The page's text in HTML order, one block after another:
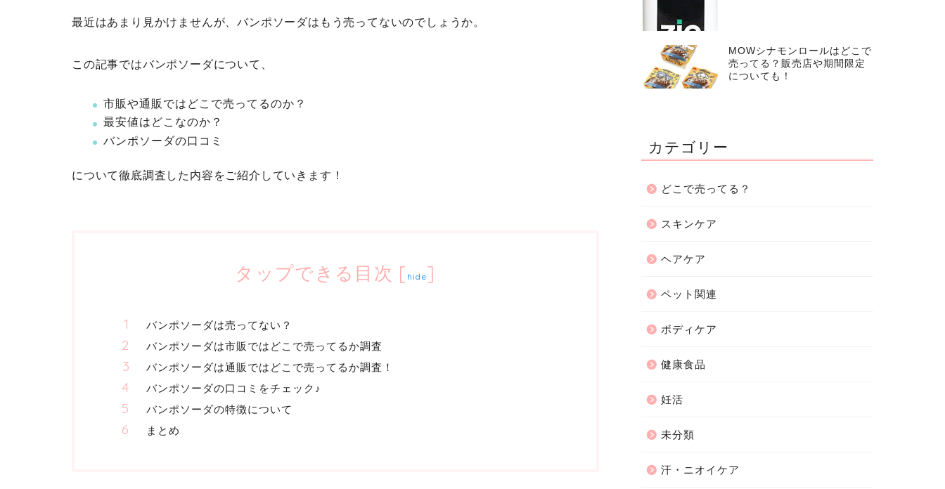
最近はあまり見かけませんが、バンポソーダはもう売ってないのでしょうか。
この記事ではバンポソーダについて、
市販や通販ではどこで売ってるのか？
最安値はどこなのか？
バンポソーダの口コミ
について徹底調査した内容をご紹介していきます！
タップできる目次 [ hide]
バンポソーダは売ってない？
バンポソーダは市販ではどこで売ってるか調査
バンポソーダは通販ではどこで売ってるか調査！
バンポソーダの口コミをチェック♪
バンポソーダの特徴について
まとめ
MOWシナモンロールはどこで
売ってる？販売店や期間限定
についても！
カテゴリー
どこで売ってる？
スキンケア
ヘアケア
ペット関連
ボディケア
健康食品
妊活
未分類
汗・ニオイケア